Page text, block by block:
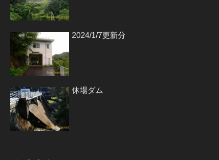
2024/1/7更新分
休場ダム